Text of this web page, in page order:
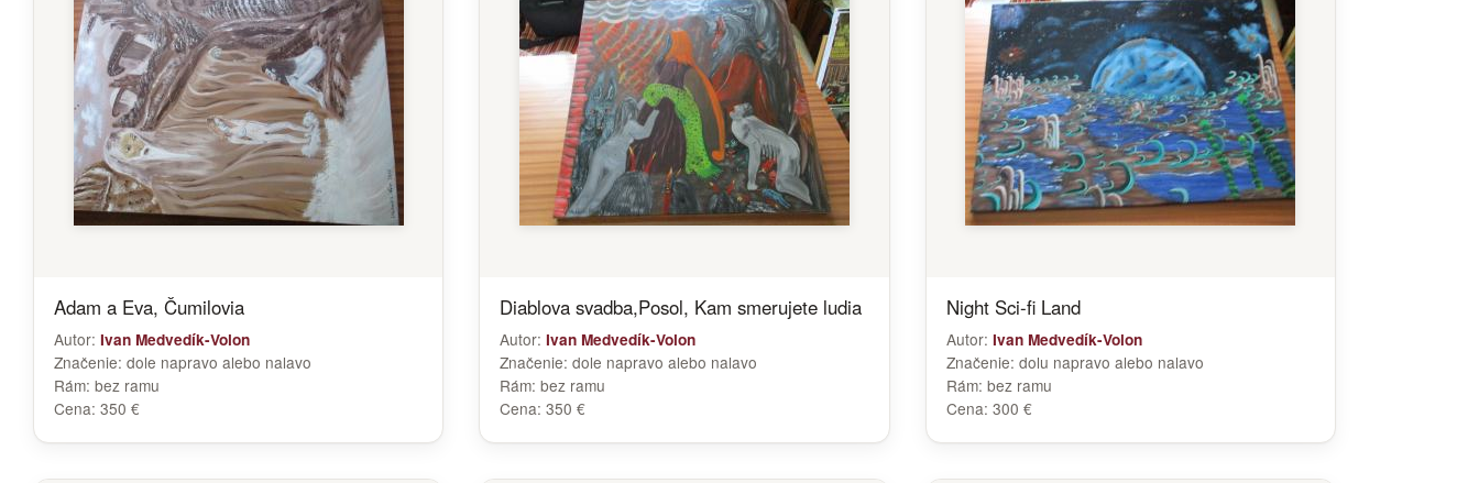
Adam a Eva, Čumilovia
Autor: Ivan Medvedík-Volon
Značenie: dole napravo alebo nalavo
Rám: bez ramu
Cena: 350 €
Diablova svadba,Posol, Kam smerujete ludia
Autor: Ivan Medvedík-Volon
Značenie:dole napravo alebo nalavo
Rám:bez ramu
Cena:350 €
Night Sci-fi Land
Autor: Ivan Medvedík-Volon
Značenie: dolu napravo alebo nalavo
Rám: bez ramu
Cena: 300 €